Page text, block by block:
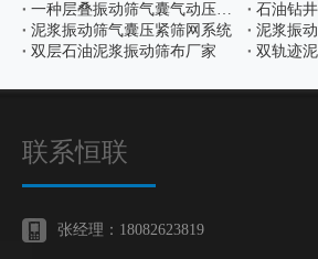
一种层叠振动筛气囊气动压紧筛网装置
石油钻
泥浆振动筛气囊压紧筛网系统
泥浆振
双层石油泥浆振动筛布厂家
双轨迹
联系恒联
张经理：18082623819